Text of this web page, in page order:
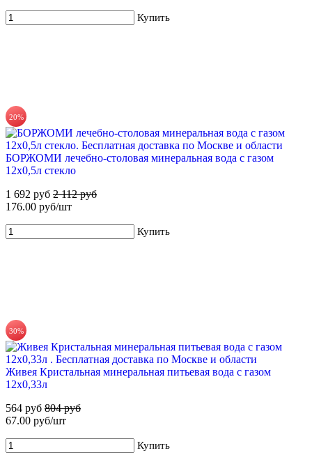
71%
Для новых клиентов. Стартовый набор ХВАЛОВСКАЯ
Premium (3х19л) + помпа
649 руб2 255 руб
71%
Для новых клиентов. Стартовый набор ХВАЛОВСКАЯ
Горная (3х19л) + помпа
799 руб 2 795 руб
Купить
20%
БОРЖОМИ лечебно-столовая минеральная вода с газом
12х0,5л стекло
1 692 руб 2 112 руб
176.00 руб/шт
Купить
30%
Живея Кристальная минеральная питьевая вода с газом
12х0,33л
564 руб 804 руб
67.00 руб/шт
Купить